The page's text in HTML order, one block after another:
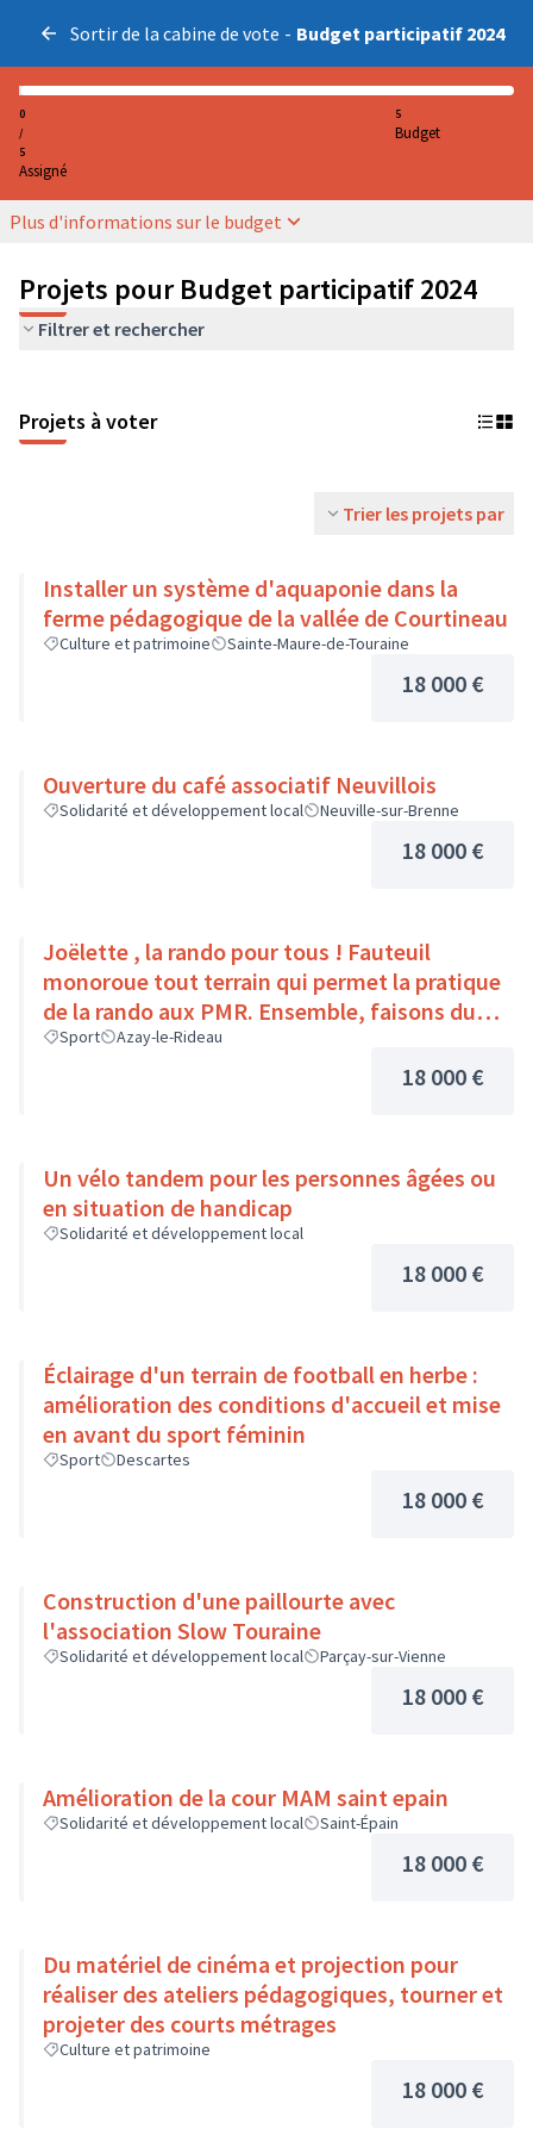
Sortir de la cabine de vote - Budget participatif 2024
0
/
5
Assigné
5
Budget
Plus d'informations sur le budget
Projets pour Budget participatif 2024
Filtrer et rechercher
Projets à voter
Trier les projets par
Installer un système d'aquaponie dans la
ferme pédagogique de la vallée de Courtineau
Culture et patrimoine Sainte-Maure-de-Touraine
18 000 €
Ouverture du café associatif Neuvillois
Solidarité et développement local Neuville-sur-Brenne
18 000 €
Joëlette , la rando pour tous ! Fauteuil
monoroue tout terrain qui permet la pratique
de la rando aux PMR. Ensemble, faisons du
sport :)
Sport Azay-le-Rideau
18 000 €
Un vélo tandem pour les personnes âgées ou
en situation de handicap
Solidarité et développement local
18 000 €
Éclairage d'un terrain de football en herbe :
amélioration des conditions d'accueil et mise
en avant du sport féminin
Sport Descartes
18 000 €
Construction d'une paillourte avec
l'association Slow Touraine
Solidarité et développement local Parçay-sur-Vienne
18 000 €
Amélioration de la cour MAM saint epain
Solidarité et développement local Saint-Épain
18 000 €
Du matériel de cinéma et projection pour
réaliser des ateliers pédagogiques, tourner et
projeter des courts métrages
Culture et patrimoine
18 000 €